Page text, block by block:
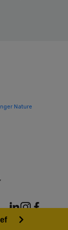
Nature